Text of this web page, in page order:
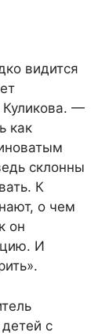
видится
—
как
склонны
К
о чем
он
И
детей с